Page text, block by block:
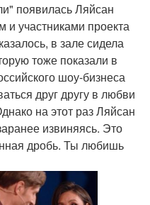
появилась Ляйсан
и участниками проекта
в зале сидела
тоже показали в
шоу-бизнеса
друг другу в любви
на этот раз Ляйсан
извиняясь. Это
дробь. Ты любишь